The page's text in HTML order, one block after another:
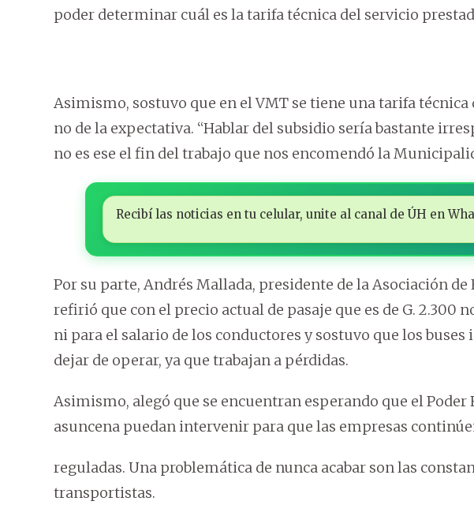
poder determinar cuál es la tarifa técnica del servicio
Asimismo, sostuvo que en el VMT se tiene una tarifa
no de la expectativa. “Hablar del subsidio sería bastante
no es ese el fin del trabajo que nos encomendó la
Recibí las noticias en tu celular, unite al canal de ÚH en
Por su parte, Andrés Mallada, presidente de la Asociación
refirió que con el precio actual de pasaje que es de G. 2.300
ni para el salario de los conductores y sostuvo que los
dejar de operar, ya que trabajan a pérdidas.
Asimismo, alegó que se encuentran esperando que el Poder
asuncena puedan intervenir para que las empresas
reguladas. Una problemática de nunca acabar son las
transportistas.